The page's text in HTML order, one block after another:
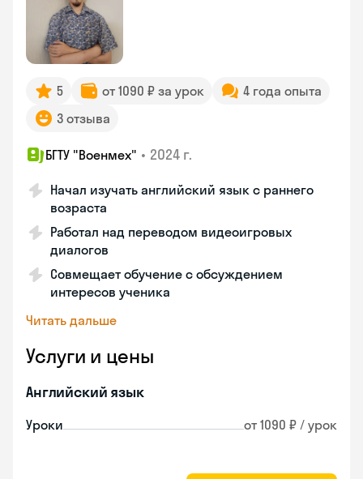
5 от 1090 ₽ за урок
4 года опыта
3 отзыва
БГТУ "Военмех" • 2024 г.
Начал изучать английский язык с раннего
возраста
Работал над переводом видеоигровых
диалогов
Совмещает обучение с обсуждением
интересов ученика
Читать дальше
Услуги и цены
Английский язык
Уроки от 1090 ₽ / урок